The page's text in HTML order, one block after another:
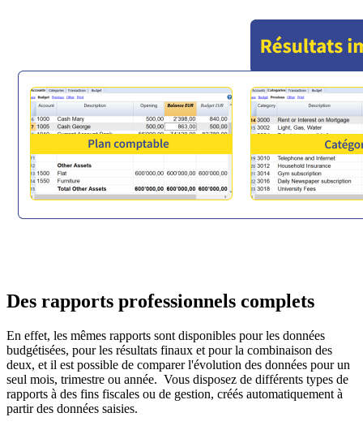
Des rapports professionnels complets
En effet, les mêmes rapports sont disponibles pour les données
budgétisées, pour les résultats finaux et pour la combinaison des
deux, et il est possible de comparer l'évolution des données pour un
seul mois, trimestre ou année. Vous disposez de différents types de
rapports à des fins fiscales ou de gestion, créés automatiquement à
partir des données saisies.